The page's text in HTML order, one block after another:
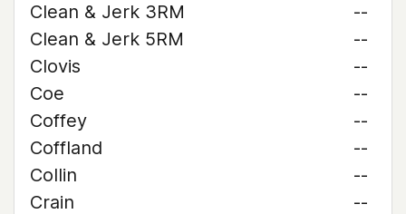
Clean & Jerk 3RM
--
Clean & Jerk 5RM
--
Clovis
--
Coe
--
Coffey
--
Coffland
--
Collin
--
Crain
--